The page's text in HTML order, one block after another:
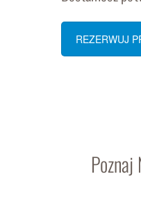
REZERWUJ